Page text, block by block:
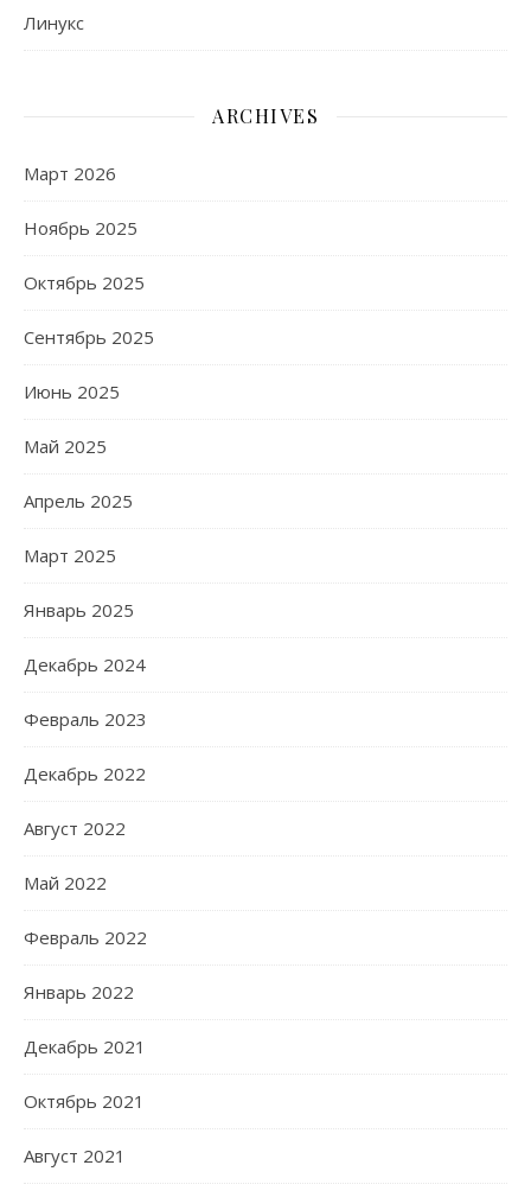
Линукс
ARCHIVES
Март 2026
Ноябрь 2025
Октябрь 2025
Сентябрь 2025
Июнь 2025
Май 2025
Апрель 2025
Март 2025
Январь 2025
Декабрь 2024
Февраль 2023
Декабрь 2022
Август 2022
Май 2022
Февраль 2022
Январь 2022
Декабрь 2021
Октябрь 2021
Август 2021